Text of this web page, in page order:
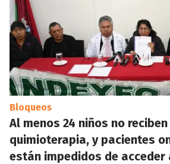
Bloqueos
Al menos 24 niños no
quimioterapia, y pacientes
están impedidos de